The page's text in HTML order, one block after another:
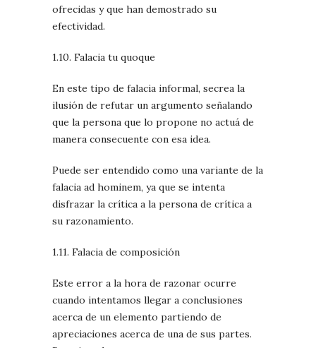
ofrecidas y que han demostrado su
efectividad.
1.10. Falacia tu quoque
En este tipo de falacia informal, secrea la
ilusión de refutar un argumento señalando
que la persona que lo propone no actuá de
manera consecuente con esa idea.
Puede ser entendido como una variante de la
falacia ad hominem, ya que se intenta
disfrazar la crítica a la persona de crítica a
su razonamiento.
1.11. Falacia de composición
Este error a la hora de razonar ocurre
cuando intentamos llegar a conclusiones
acerca de un elemento partiendo de
apreciaciones acerca de una de sus partes.